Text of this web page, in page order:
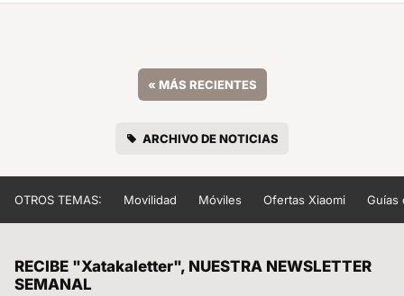
« MÁS RECIENTES
ARCHIVO DE NOTICIAS
OTROS TEMAS: Movilidad Móviles Ofertas Xiaomi Guías
RECIBE "Xatakaletter", NUESTRA NEWSLETTER
SEMANAL